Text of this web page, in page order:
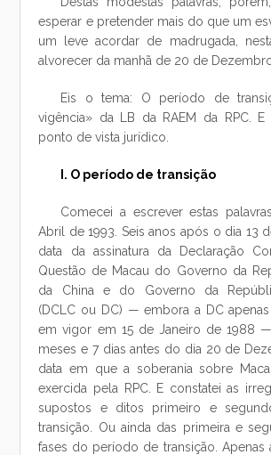
esperar e pretender mais do que um
um leve acordar de madrugada,
alvorecer da manhã de 20 de
Eis o tema: O período de
vigência» da LB da RAEM da RPC.
ponto de vista jurídico.
I. O período de transição
Comecei a escrever estas
Abril de 1993. Seis anos após o dia 13
data da assinatura da Declaração
Questão de Macau do Governo da
da China e do Governo da
(DCLC ou DC) — embora a DC
em vigor em 15 de Janeiro de 1988
meses e 7 dias antes do dia 20 de
data em que a soberania sobre
exercida pela RPC. E constatei as
supostos e ditos primeiro e
transição. Ou ainda das primeira e
fases do período de transição. Apenas